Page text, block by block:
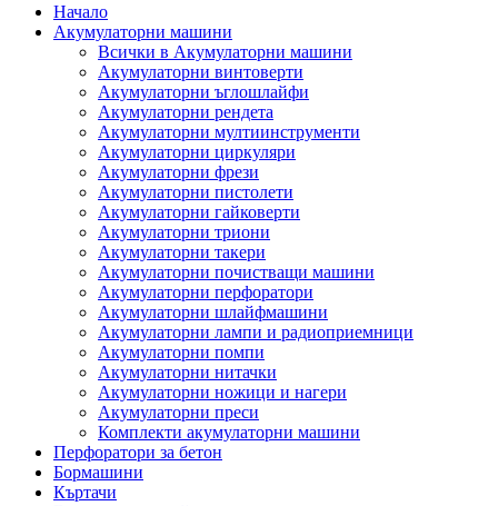
Начало
Акумулаторни машини
Всички в Акумулаторни машини
Акумулаторни винтоверти
Акумулаторни ъглошлайфи
Акумулаторни рендета
Акумулаторни мултиинструменти
Акумулаторни циркуляри
Акумулаторни фрези
Акумулаторни пистолети
Акумулаторни гайковерти
Акумулаторни триони
Акумулаторни такери
Акумулаторни почистващи машини
Акумулаторни перфоратори
Акумулаторни шлайфмашини
Акумулаторни лампи и радиоприемници
Акумулаторни помпи
Акумулаторни нитачки
Акумулаторни ножици и нагери
Акумулаторни преси
Комплекти акумулаторни машини
Перфоратори за бетон
Бормашини
Къртачи